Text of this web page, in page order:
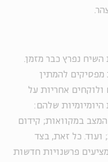
השיח נפרץ כבר מזמן.
מפסיקים להמתין
ולוקחים אחריות על
שלהם:
המצב במקוואות; קידום
כל זאת, בצד
פרשנויות חדשות